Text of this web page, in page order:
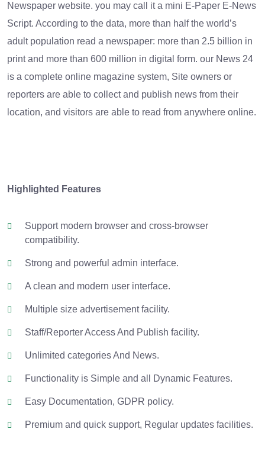
Newspaper website. you may call it a mini E-Paper E-News
Script. According to the data, more than half the world’s
adult population read a newspaper: more than 2.5 billion in
print and more than 600 million in digital form. our News 24
is a complete online magazine system, Site owners or
reporters are able to collect and publish news from their
location, and visitors are able to read from anywhere online.
Highlighted Features
Support modern browser and cross-browser
compatibility.
Strong and powerful admin interface.
A clean and modern user interface.
Multiple size advertisement facility.
Staff/Reporter Access And Publish facility.
Unlimited categories And News.
Functionality is Simple and all Dynamic Features.
Easy Documentation, GDPR policy.
Premium and quick support, Regular updates facilities.